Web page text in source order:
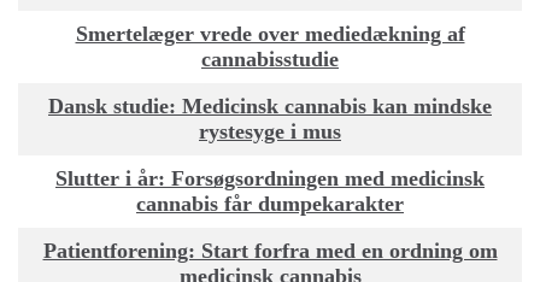
Smertelæger vrede over mediedækning af
cannabisstudie
Dansk studie: Medicinsk cannabis kan mindske
rystesyge i mus
Slutter i år: Forsøgsordningen med medicinsk
cannabis får dumpekarakter
Patientforening: Start forfra med en ordning om
medicinsk cannabis